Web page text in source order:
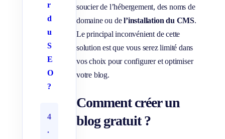
r
d
u
S
E
O
?
4
.
soucier de l’hébergement, des noms de
domaine ou del’installation du CMS.
Le principal inconvénient de cette
solution est que vous serez limité dans
vos choix pour configurer et optimiser
votre blog.
Comment créer un
blog gratuit ?